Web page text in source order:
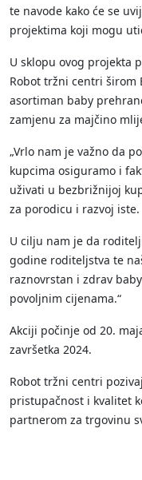
te navode kako će se
projektima koji mogu
U sklopu ovog projekta
Robot tržni centri širom
asortiman baby
zamjenu za majčino
„Vrlo nam je važno da
kupcima osiguramo i
uživati u bezbrižnijoj
za porodicu i razvoj iste.
U cilju nam je da
godine roditeljstva te
raznovrstan i zdrav
povoljnim cijenama.“
Akciji počinje od 20.
završetka 2024.
Robot tržni centri
pristupačnost i kvalitet
partnerom za trgovinu